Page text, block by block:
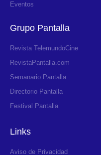
Eventos
Grupo Pantalla
Revista TelemundoCine
RevistaPantalla.com
Semanario Pantalla
Directorio Pantalla
Festival Pantalla
Links
Aviso de Privacidad